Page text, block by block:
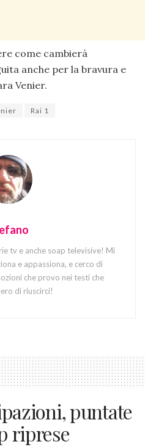
come cambierà
anche per la bravura e
Venier.
Rai 1
tv e anche soap televisive! Mi
e appassiona, e cerco di
che provo nei testi che
di riuscirci!
puntate
riprese